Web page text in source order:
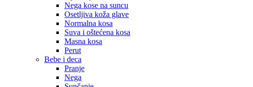
Nega kose na suncu
Osetljiva koža glave
Normalna kosa
Suva i oštećena kosa
Masna kosa
Perut
Bebe i deca
Pranje
Nega